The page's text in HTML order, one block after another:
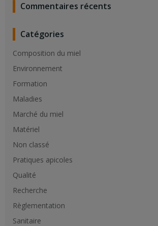
Commentaires récents
Catégories
Composition du miel
Environnement
Formation
Maladies
Marché du miel
Matériel
Non classé
Pratiques apicoles
Qualité
Recherche
Règlementation
Sanitaire